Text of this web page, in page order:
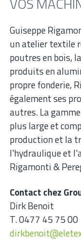
Guiseppe
un atelier textile
poutres en bois,
produits en
propre fonderie,
également ses
autres. La
plus large et
production et la
l'hydraulique et
Rigamonti &
Contact chez
Dirk Benoit
T. 0477 45 75 00